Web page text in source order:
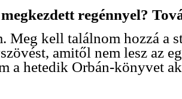
regénnyel?
Meg kell találnom hozzá a
amitől nem lesz az
a hetedik Orbán-könyvet